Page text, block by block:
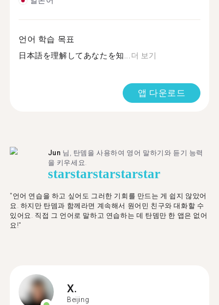
언어 학습 목표
日本語を理解してあなたを知...더 보기
앱 다운로드
Jun 님, 탄뎀을 사용하여 영어 말하기와 듣기 능력
을 키우세요.
starstarstarstarstar
"언어 연습을 하고 싶어도 그러한 기회를 만드는 게 쉽지 않았어
요. 하지만 탄뎀과 함께라면 계속해서 원어민 친구와 대화할 수
있어요. 직접 그 언어로 말하고 연습하는 데 탄뎀만 한 앱은 없어
요!"
X.
Beijing